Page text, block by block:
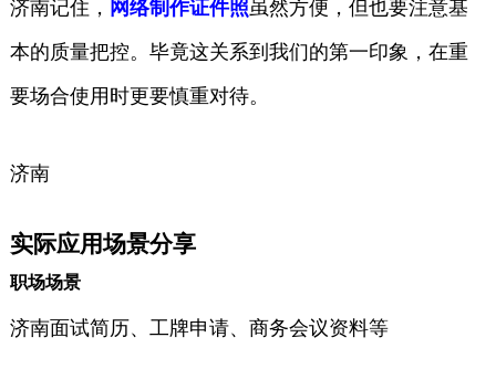
济南记住， 网络制作证件照虽然方便，但也要注意基
本的质量把控。毕竟这关系到我们的第一印象，在重
要场合使用时更要慎重对待。
济南
实际应用场景分享
职场场景
济南面试简历、工牌申请、商务会议资料等